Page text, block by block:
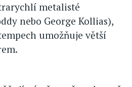
metalisté
nebo George Kollias),
umožňuje větší